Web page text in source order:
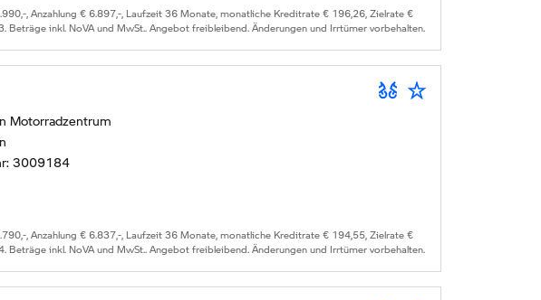
, Anzahlung € 6.897,-, Laufzeit 36 Monate, monatliche Kreditrate € 196,26, Zielrate €
inkl. NoVA und MwSt.. Angebot freibleibend. Änderungen und Irrtümer vorbehalten.
Motorradzentrum
3009184
, Anzahlung € 6.837,-, Laufzeit 36 Monate, monatliche Kreditrate € 194,55, Zielrate €
inkl. NoVA und MwSt.. Angebot freibleibend. Änderungen und Irrtümer vorbehalten.